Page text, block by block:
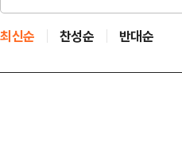
최신순 찬성순 반대순